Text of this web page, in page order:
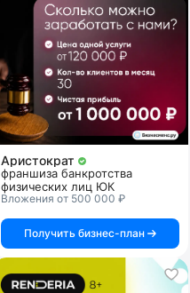
Аристократ
франшиза банкротства
физических лиц ЮК
Вложения от 500 000 ₽
Получить бизнес-план